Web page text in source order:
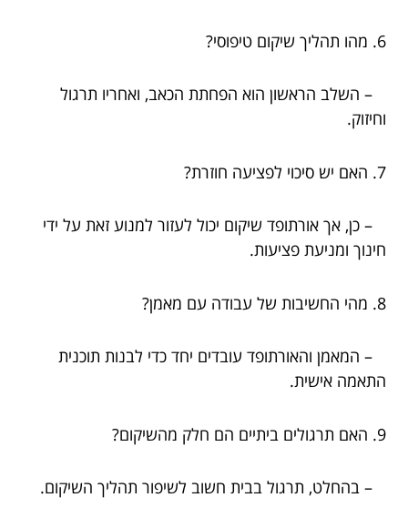
6. מהו תהליך שיקום טיפוסי?
– השלב הראשון הוא הפחתת הכאב, ואחריו תרגול
וחיזוק.
7. האם יש סיכוי לפציעה חוזרת?
– כן, אך אורתופד שיקום יכול לעזור למנוע זאת על ידי
חינוך ומניעת פציעות.
8. מהי החשיבות של עבודה עם מאמן?
– המאמן והאורתופד עובדים יחד כדי לבנות תוכנית
התאמה אישית.
9. האם תרגולים ביתיים הם חלק מהשיקום?
– בהחלט, תרגול בבית חשוב לשיפור תהליך השיקום.